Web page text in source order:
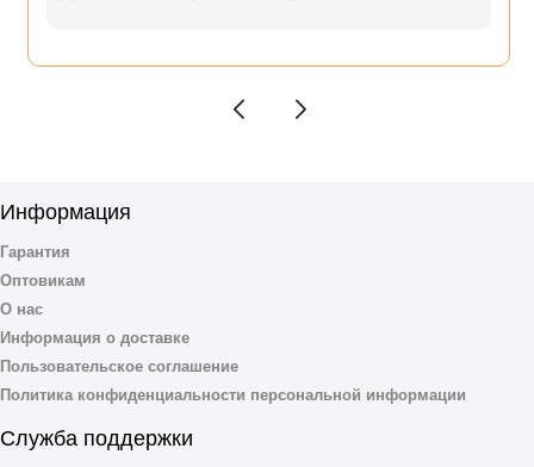
Информация
Гарантия
Оптовикам
О нас
Информация о доставке
Пользовательское соглашение
Политика конфиденциальности персональной информации
Служба поддержки